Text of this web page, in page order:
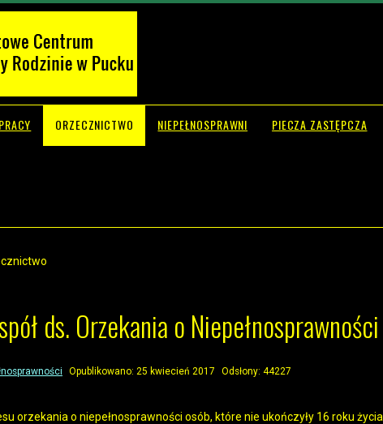
ORZECZNICTWO NIEPEŁNOSPRAWNI PIECZA ZASTĘPCZA
ds. Orzekania o Niepełnosprawności
Opublikowano: 25 kwiecień 2017 Odsłony: 44227
orzekania o niepełnosprawności osób, które nie ukończyły 16 roku życia